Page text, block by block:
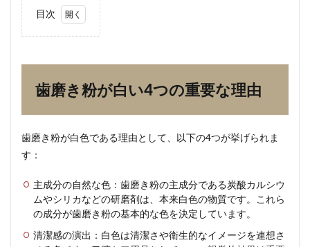
目次
い4
つの
由
き粉
の主
要成
分と
色の
関係
歯磨き粉が白い4つの重要な理由
歯磨き粉が白色である理由として、以下の4つが挙げられま
す：
主成分の自然な色：歯磨き粉の主成分である炭酸カルシウ
ムやシリカなどの研磨剤は、本来白色の物質です。これら
の成分が歯磨き粉の基本的な色を決定しています。
清潔感の演出：白色は清潔さや衛生的なイメージを連想さ